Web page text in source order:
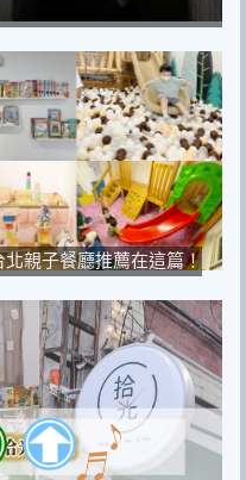
親子餐廳推薦在這篇！